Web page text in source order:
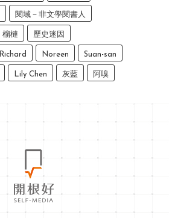
閱域－非文學閱書人
榴槤 歷史迷因
Richard Noreen Suan-san
Lily Chen 灰藍 阿嗅